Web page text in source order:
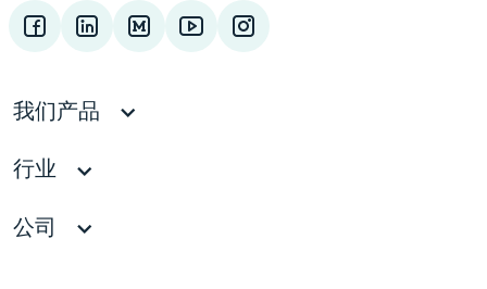
我们产品
行业
公司